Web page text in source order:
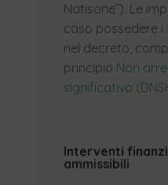
Natisone”). Le
caso possedere i
nel decreto,
principio Non
significativo
Interventi
ammissibili